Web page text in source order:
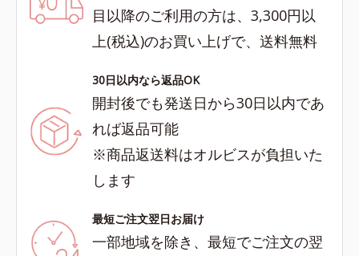
目以降のご利用の方は、3,300円以
上(税込)のお買い上げで、送料無料
30日以内なら返品OK
開封後でも発送日から30日以内であ
れば返品可能
※商品返送料はオルビスが負担いた
します
最短ご注文翌日お届け
一部地域を除き、最短でご注文の翌